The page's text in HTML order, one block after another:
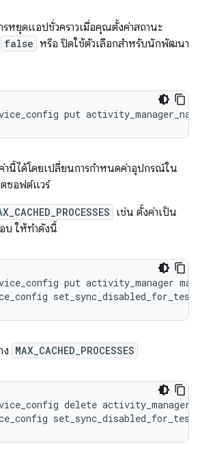
รหยุดแอปชั่วคราวเมื่อคุณตั้งค่าสถานะ
false หรือ ปิดใช้ตัวเลือกสำหรับนักพัฒนา
put
านี้ได้โดยเปลี่ยนการกำหนดค่าอุปกรณ์ใน
ซอฟต์แวร์
เช่น ตั้งค่าเป็น
บ ให้ทำดังนี้
put activity_manager
set_sync_disabled_for_tests
ง MAX_CACHED_PROCESSES
delete activity_manager
set_sync_disabled_for_tests